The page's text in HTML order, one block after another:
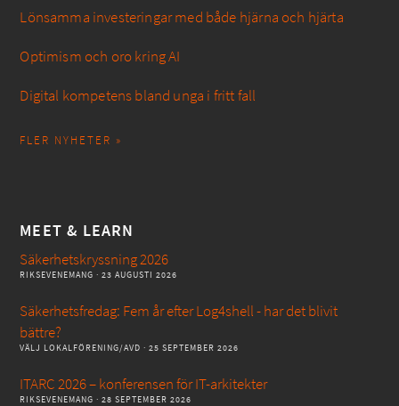
Lönsamma investeringar med både hjärna och hjärta
Optimism och oro kring AI
Digital kompetens bland unga i fritt fall
FLER NYHETER »
MEET & LEARN
Säkerhetskryssning 2026
RIKSEVENEMANG · 23 AUGUSTI 2026
Säkerhetsfredag: Fem år efter Log4shell - har det blivit
bättre?
VÄLJ LOKALFÖRENING/AVD · 25 SEPTEMBER 2026
ITARC 2026 – konferensen för IT-arkitekter
RIKSEVENEMANG · 28 SEPTEMBER 2026